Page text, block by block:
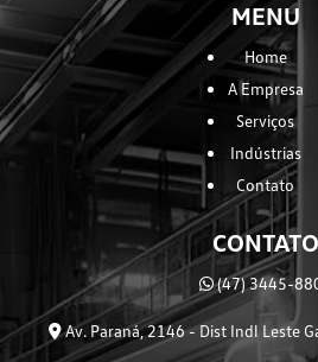
MENU
Home
A Empresa
Serviços
Indústrias
Contato
CONTATO
(47) 3445-
Av. Paraná, 2146 - Dist Indl Leste